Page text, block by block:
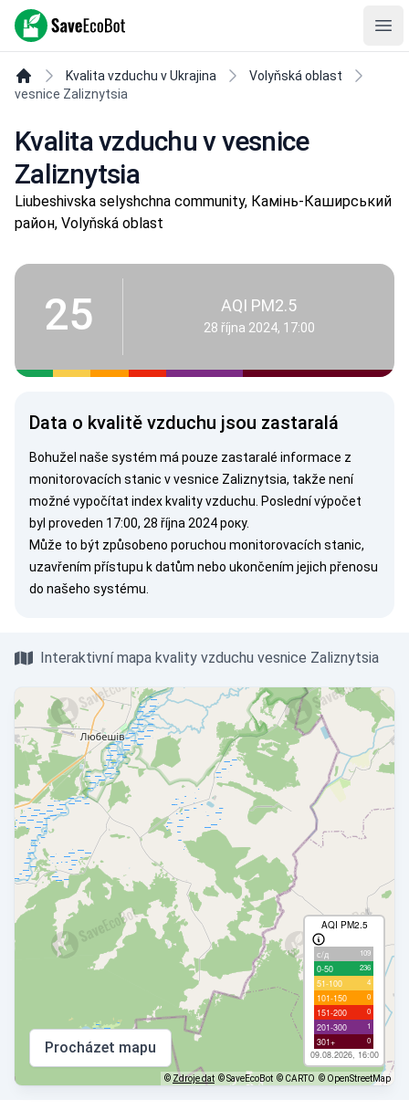
SaveEcoBot
Kvalita vzduchu v Ukrajina
Volyňská oblast
vesnice Zaliznytsia
Kvalita vzduchu v vesnice
Zaliznytsia
Liubeshivska selyshchna community, Камінь-Каширський
район, Volyňská oblast
25 AQI PM2.5
28 října 2024, 17:00
Data o kvalitě vzduchu jsou zastaralá
Bohužel naše systém má pouze zastaralé informace z
monitorovacích stanic v vesnice Zaliznytsia, takže není
možné vypočítat index kvality vzduchu. Poslední výpočet
byl proveden 17:00, 28 října 2024 року.
Může to být způsobeno poruchou monitorovacích stanic,
uzavřením přístupu k datům nebo ukončením jejich přenosu
do našeho systému.
Interaktivní mapa kvality vzduchu vesnice Zaliznytsia
AQI PM2.5
с/д 109
0-50 236
51-100 4
101-150 0
151-200 0
201-300 1
301+ 0
09.08.2026, 16:00
Procházet mapu
© Zdroje dat © SaveEcoBot © CARTO © OpenStreetMap